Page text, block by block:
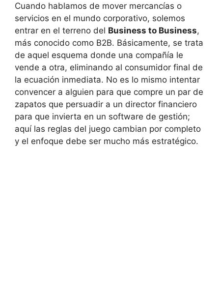
Cuando hablamos de mover mercancías o
servicios en el mundo corporativo, solemos
entrar en el terreno del Business to Business,
más conocido como B2B. Básicamente, se trata
de aquel esquema donde una compañía le
vende a otra, eliminando al consumidor final de
la ecuación inmediata. No es lo mismo intentar
convencer a alguien para que compre un par de
zapatos que persuadir a un director financiero
para que invierta en un software de gestión;
aquí las reglas del juego cambian por completo
y el enfoque debe ser mucho más estratégico.